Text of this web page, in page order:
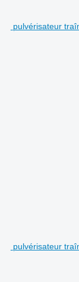
pulvérisateur
pulvérisateur